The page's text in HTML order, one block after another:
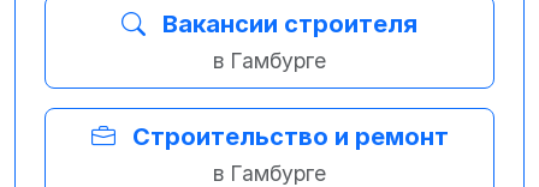
Вакансии строителя
в Гамбурге
Строительство и ремонт
в Гамбурге